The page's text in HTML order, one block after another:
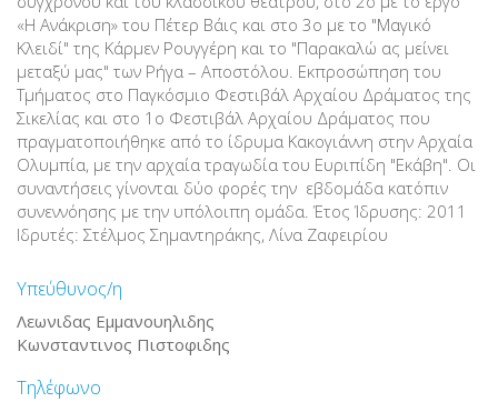
«Η Ανάκριση» του Πέτερ Βάις και στο 3ο με το "Μαγικό
Κλειδί" της Κάρμεν Ρουγγέρη και το "Παρακαλώ ας μείνει
μεταξύ μας" των Ρήγα – Αποστόλου. Εκπροσώπηση του
Τμήματος στο Παγκόσμιο Φεστιβάλ Αρχαίου Δράματος της
Σικελίας και στο 1ο Φεστιβάλ Αρχαίου Δράματος που
πραγματοποιήθηκε από το ίδρυμα Κακογιάννη στην Αρχαία
Ολυμπία, με την αρχαία τραγωδία του Ευριπίδη "Εκάβη". Οι
συναντήσεις γίνονται δύο φορές την εβδομάδα κατόπιν
συνεννόησης με την υπόλοιπη ομάδα. Έτος Ίδρυσης: 2011
Ιδρυτές: Στέλμος Σημαντηράκης, Λίνα Ζαφειρίου
Υπεύθυνος/η
Λεωνιδας Εμμανουηλιδης
Κωνσταντινος Πιστοφιδης
Τηλέφωνο